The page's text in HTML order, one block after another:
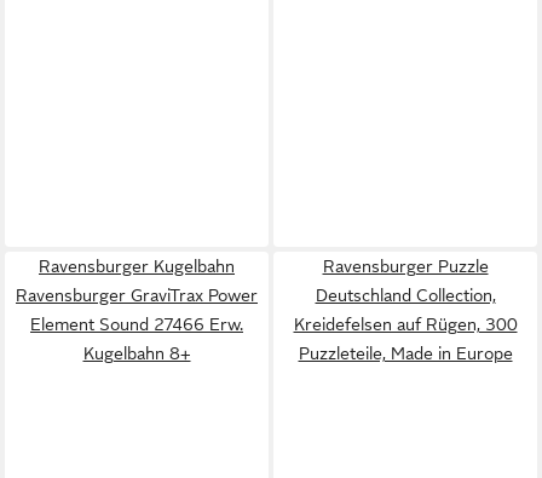
Ravensburger Kugelbahn
Ravensburger GraviTrax Power
Element Sound 27466 Erw.
Kugelbahn 8+
Ravensburger Puzzle
Deutschland Collection,
Kreidefelsen auf Rügen, 300
Puzzleteile, Made in Europe